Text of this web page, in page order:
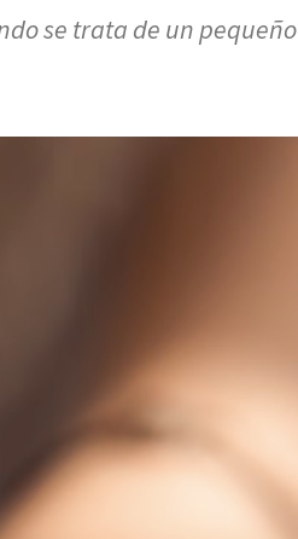
se trata de un pequeño